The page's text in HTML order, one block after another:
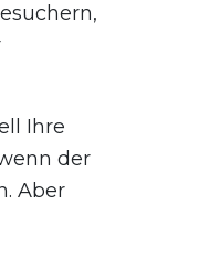
Ihre
der
Aber